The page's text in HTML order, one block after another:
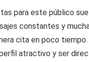
para este público
constantes y
cita en poco
atractivo y ser